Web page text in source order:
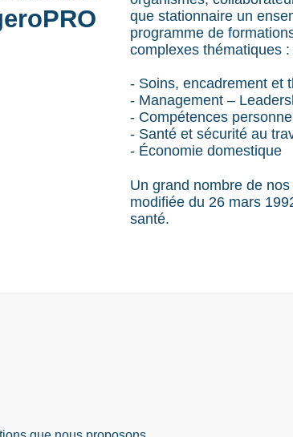
que stationnaire un
programme de
complexes thématiques :
- Soins, encadrement et
- Management –
- Compétences
- Santé et sécurité au
- Économie domestique
Un grand nombre de
modifiée du 26 mars
santé.